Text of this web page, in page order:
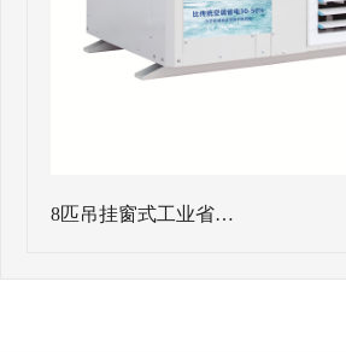
8匹吊挂窗式工业省…